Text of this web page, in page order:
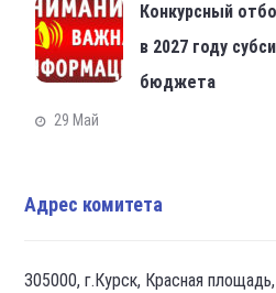
Конкурсный
в 2027 году
бюджета
29 Май
Адрес комитета
305000, г.Курск, Красная